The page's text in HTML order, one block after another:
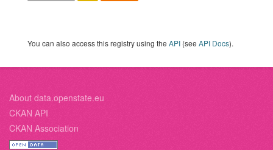
You can also access this registry using the API (see API Docs).
About data.openstate.eu
CKAN API
CKAN Association